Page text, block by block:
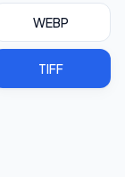
WEBP
TIFF